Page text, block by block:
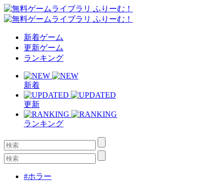
新着ゲーム
更新ゲーム
ランキング
新着
更新
ランキング
#ホラー